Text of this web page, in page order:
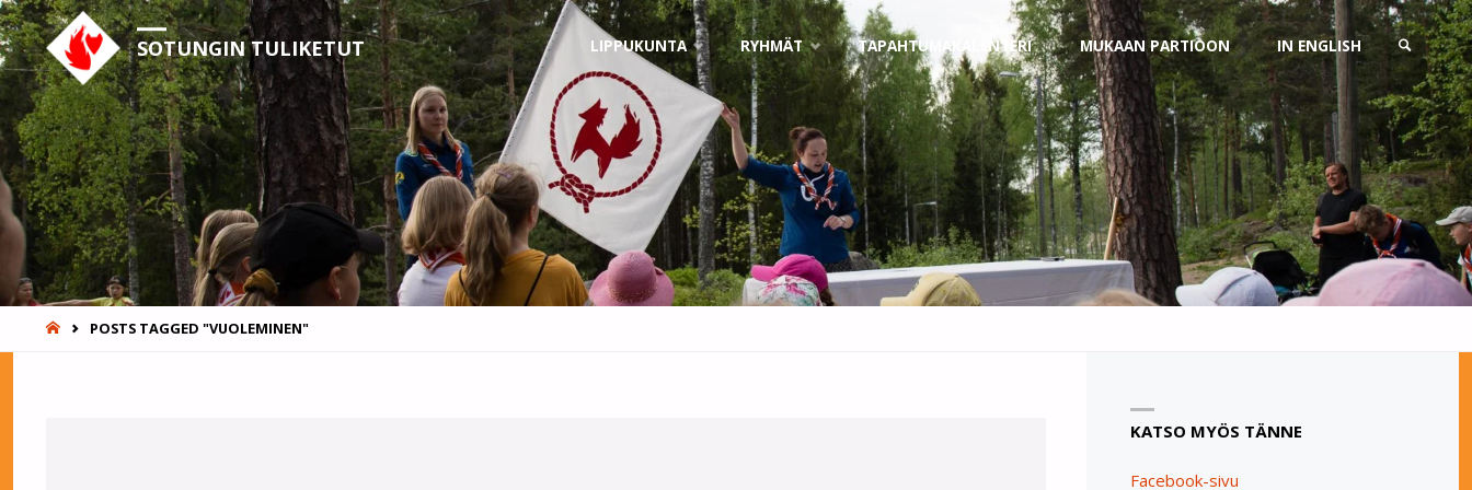
SOTUNGIN TULIKETUT
Skip
to
content
LIPPUKUNTA RYHMÄT TAPAHTUMAKALENTERI MUKAAN PARTIOON IN ENGLISH
SEARCH
HOMEPOSTS TAGGED "VUOLEMINEN"
KATSO MYÖS TÄNNE
Facebook-sivu